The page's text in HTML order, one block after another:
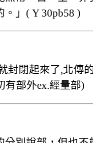
」( Y 30pb58 )
封閉起來了,北傳
有部外ex.經量部)